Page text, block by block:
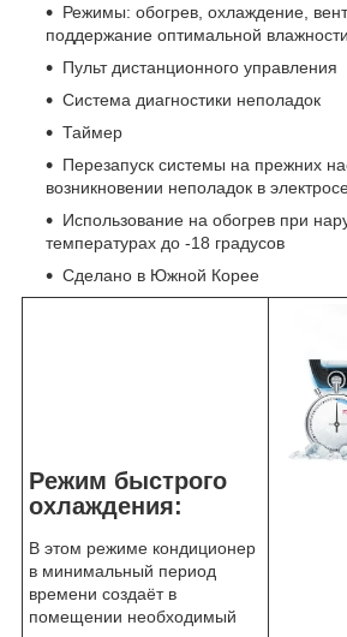
Режимы: обогрев, охлаждение,
поддержание оптимальной влажности
Пульт дистанционного управления
Система диагностики неполадок
Таймер
Перезапуск системы на прежних
возникновении неполадок в
Использование на обогрев при
температурах до -18 градусов
Сделано в Южной Корее
Режим быстрого
охлаждения:
В этом режиме кондиционер
в минимальный период
времени создаёт в
помещении необходимый